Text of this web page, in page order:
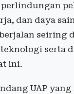
perlindungan
dan daya
seiring
serta
ini.
UAP yang